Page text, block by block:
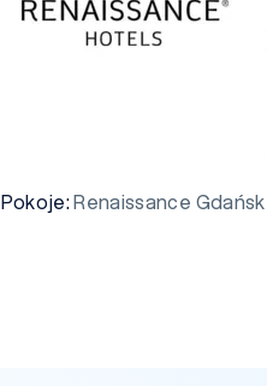
Pokoje:Renaissance